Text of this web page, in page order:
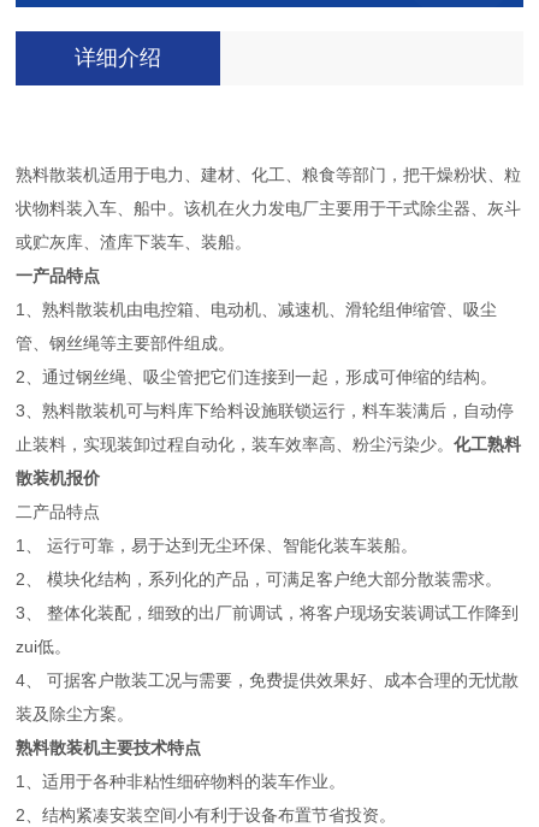
详细介绍
熟料散装机适用于电力、建材、化工、粮食等部门，把干燥粉状、粒
状物料装入车、船中。该机在火力发电厂主要用于干式除尘器、灰斗
或贮灰库、渣库下装车、装船。
一产品特点
1、熟料散装机由电控箱、电动机、减速机、滑轮组伸缩管、吸尘
管、钢丝绳等主要部件组成。
2、通过钢丝绳、吸尘管把它们连接到一起，形成可伸缩的结构。
3、熟料散装机可与料库下给料设施联锁运行，料车装满后，自动停
止装料，实现装卸过程自动化，装车效率高、粉尘污染少。化工熟料
散装机报价
二产品特点
1、 运行可靠，易于达到无尘环保、智能化装车装船。
2、 模块化结构，系列化的产品，可满足客户绝大部分散装需求。
3、 整体化装配，细致的出厂前调试，将客户现场安装调试工作降到
zui低。
4、 可据客户散装工况与需要，免费提供效果好、成本合理的无忧散
装及除尘方案。
熟料散装机主要技术特点
1、适用于各种非粘性细碎物料的装车作业。
2、结构紧凑安装空间小有利于设备布置节省投资。